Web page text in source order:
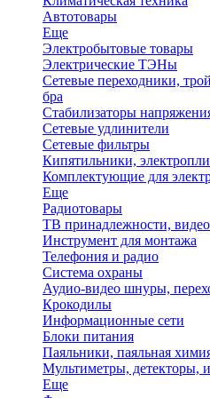
Автотовары
Еще
Электробытовые товары
Электрические ТЭНы
Сетевые переходники,
бра
Стабилизаторы
Сетевые удлинители
Сетевые фильтры
Кипятильники,
Комплектующие для
Еще
Радиотовары
ТВ принадлежности,
Инструмент для монтажа
Телефония и радио
Система охраны
Аудио-видео шнуры,
Крокодилы
Информационные сети
Блоки питания
Паяльники, паяльная
Мультиметры, детекторы,
Еще